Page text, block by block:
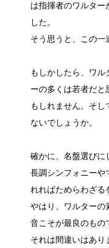
は指揮者のワルター
した。
そう思うと、この一
もしかしたら、ワ
ーの多くは若者だ
もしれません。そ
ないでしょうか。
確かに、名盤選びに
長調シンフォニーや
れればためらわざる
やはり、ワルターの
音こそが最良のもの
それは間違いはあり